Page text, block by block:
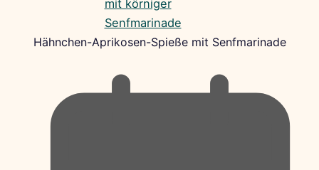
Hähnchen-Aprikosen-Spieße mit Senfmarinade